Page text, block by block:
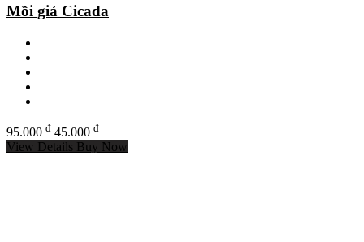
Mồi giả Cicada
95.000 đ 45.000 đ
View Details Buy Now